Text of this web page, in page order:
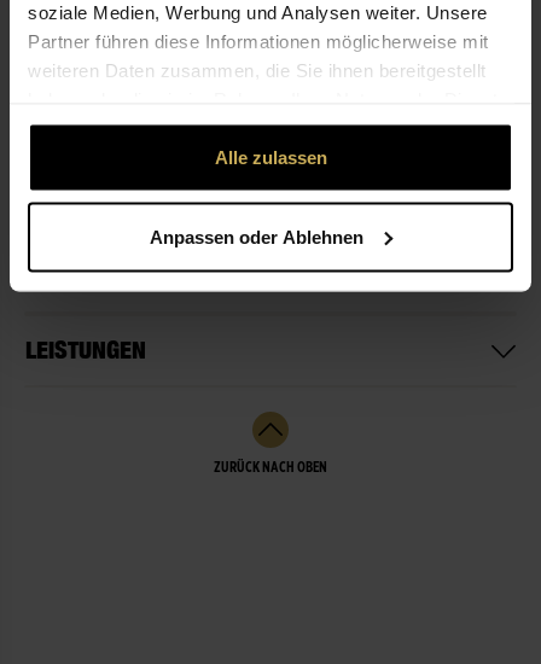
soziale Medien, Werbung und Analysen weiter. Unsere
Partner führen diese Informationen möglicherweise mit
weiteren Daten zusammen, die Sie ihnen bereitgestellt
gesammelt haben.
Alle zulassen
Anpassen oder Ablehnen
02761-722 82
uwe.engel@blumenhaus-engel.de
ÖFFNUNGSZEITEN
NICHT LIEFERBEREIT
LEISTUNGEN
ZURÜCK NACH OBEN